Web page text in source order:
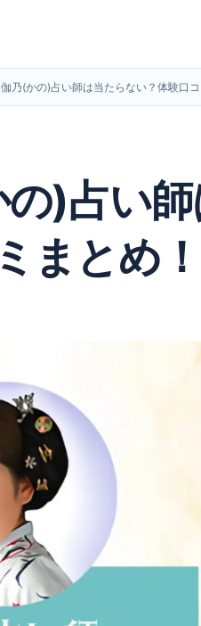
乃(かの)占い師は当たらない？体験口コ
)占い
まとめ！